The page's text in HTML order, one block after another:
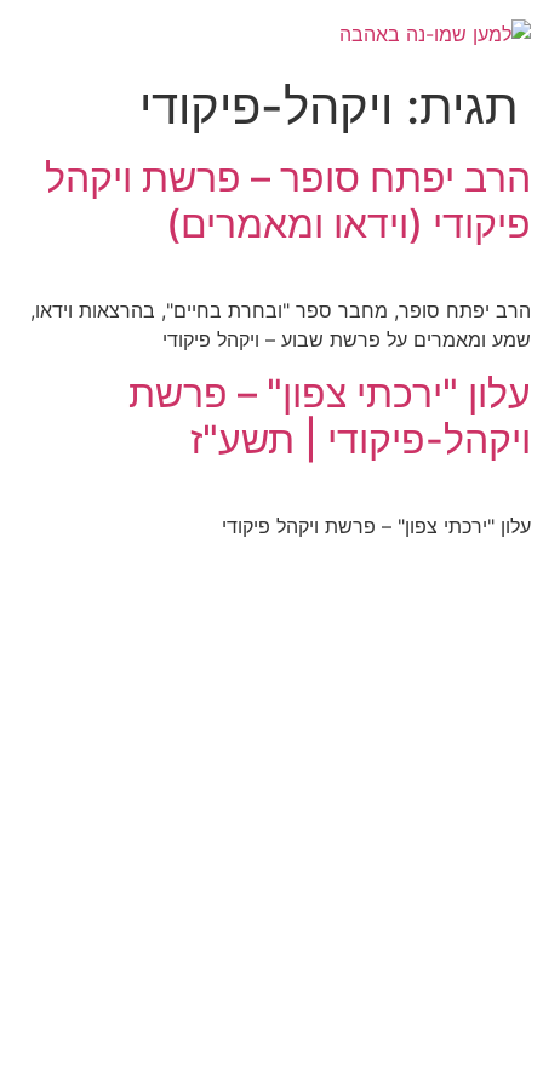
תגית: ויקהל-פיקודי
הרב יפתח סופר – פרשת ויקהל
פיקודי (וידאו ומאמרים)
הרב יפתח סופר, מחבר ספר "ובחרת בחיים", בהרצאות וידאו,
שמע ומאמרים על פרשת שבוע – ויקהל פיקודי
עלון "ירכתי צפון" – פרשת
ויקהל-פיקודי | תשע"ז
עלון "ירכתי צפון" – פרשת ויקהל פיקודי